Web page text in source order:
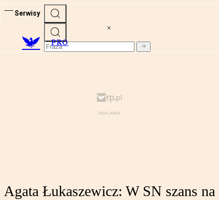
Serwisy
PRO
Agata Łukaszewicz: W SN szans na